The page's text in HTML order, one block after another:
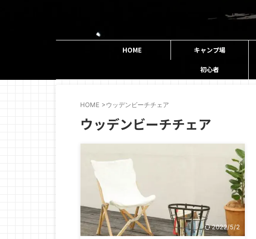
HOME キャンプ場
初心者
HOME >ウッデンビーチチェア
ウッデンビーチチェア
2022/5/2